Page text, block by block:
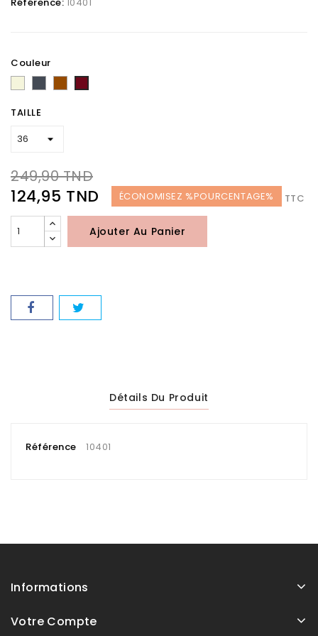
Couleur
bordeaux
TAILLE
249,90 TND
124,95 TND ÉCONOMISEZ %POURCENTAGE% TTC
Ajouter Au Panier
Détails Du Produit
Référence 10401
Informations
Votre Compte